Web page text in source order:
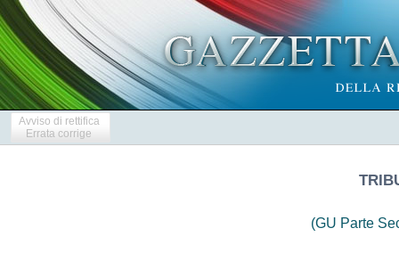
Avviso di rettifica
Errata corrige
(GU Parte